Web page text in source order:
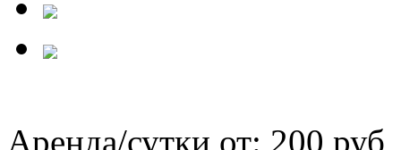
Аренда/сутки от: 200 руб